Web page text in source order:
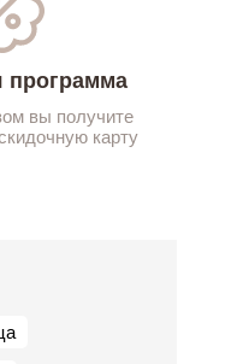
программа
вы получите
карту